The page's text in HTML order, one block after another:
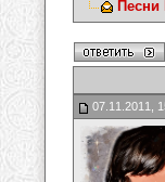
Песни
07.11.2011,